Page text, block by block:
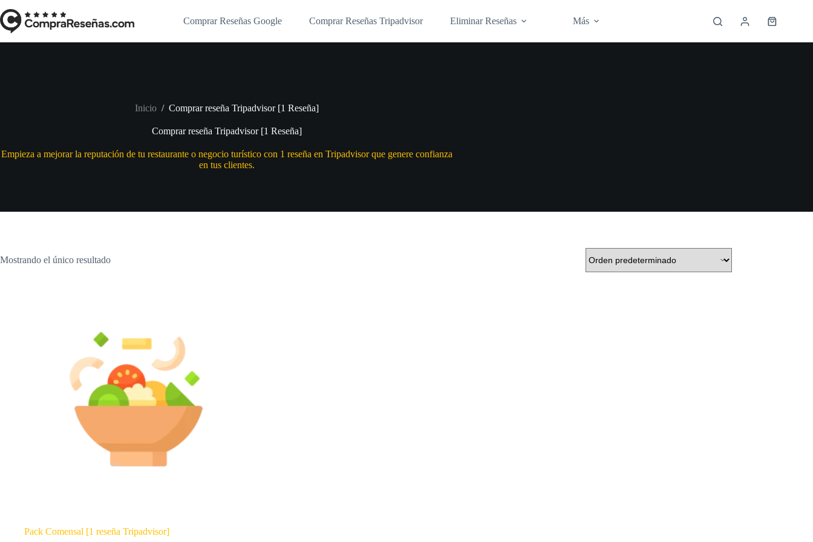
al
contenido
Comprar Reseñas Google Comprar Reseñas Tripadvisor Eliminar Reseñas Más
Carro
Inicio / Comprar reseña Tripadvisor [1 Reseña]
Comprar reseña Tripadvisor [1 Reseña]
Empieza a mejorar la reputación de tu restaurante o negocio turístico con 1 reseña en Tripadvisor que genere confianza
en tus clientes.
Mostrando el único resultado
Pack Comensal [1 reseña Tripadvisor]